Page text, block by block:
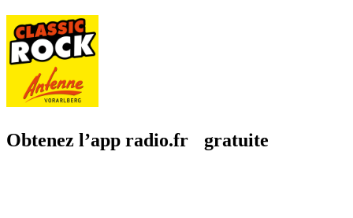
Obtenez l’app radio.fr gratuite